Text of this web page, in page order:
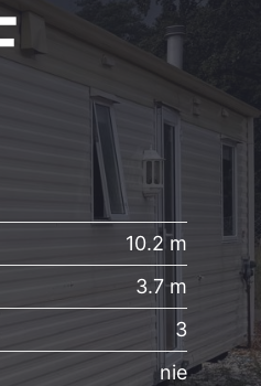
10.2 m
3.7 m
3
nie